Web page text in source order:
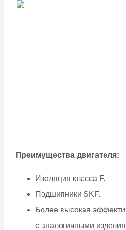
Преимущества двигателя:
Изоляция класса F.
Подшипники SKF.
Более высокая
с аналогичными